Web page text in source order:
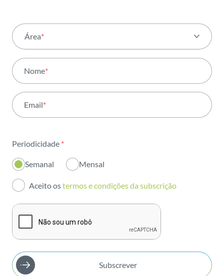
Área*
Atividade
Institucional
Inovação
Investidores
Publicações
Nome*
Email*
Periodicidade *
Semanal Mensal
Aceito ostermos e condições da subscrição
Subscrever